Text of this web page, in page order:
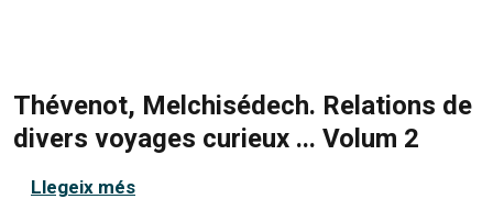
Thévenot, Melchisédech. Relations de
divers voyages curieux ... Volum 2
Llegeix méssobre Thévenot, Melchisédech.